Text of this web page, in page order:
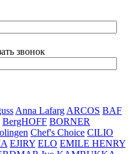
звонок
Anna Lafarg ARCOS BAF
BergHOFF BORNER
Chef's Choice CILIO
EJIRY ELO EMILE HENRY